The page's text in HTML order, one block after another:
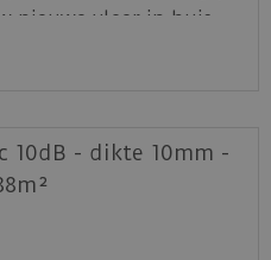
nieuwe vloer in huis.
voorzien van een
die in staat is om
10dB - dikte 10mm -